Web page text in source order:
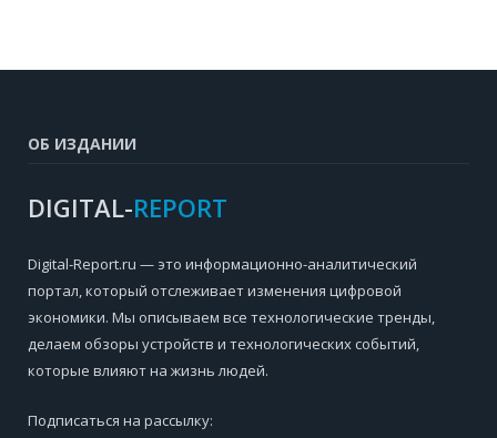
ОБ ИЗДАНИИ
DIGITAL-REPORT
Digital-Report.ru — это информационно-аналитический
портал, который отслеживает изменения цифровой
экономики. Мы описываем все технологические тренды,
делаем обзоры устройств и технологических событий,
которые влияют на жизнь людей.
Подписаться на рассылку: